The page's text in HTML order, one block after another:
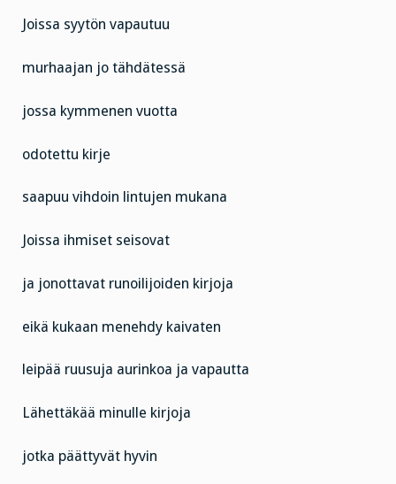
Joissa syytön vapautuu
murhaajan jo tähdätessä
jossa kymmenen vuotta
odotettu kirje
saapuu vihdoin lintujen mukana
Joissa ihmiset seisovat
ja jonottavat runoilijoiden kirjoja
eikä kukaan menehdy kaivaten
leipää ruusuja aurinkoa ja vapautta
Lähettäkää minulle kirjoja
jotka päättyvät hyvin